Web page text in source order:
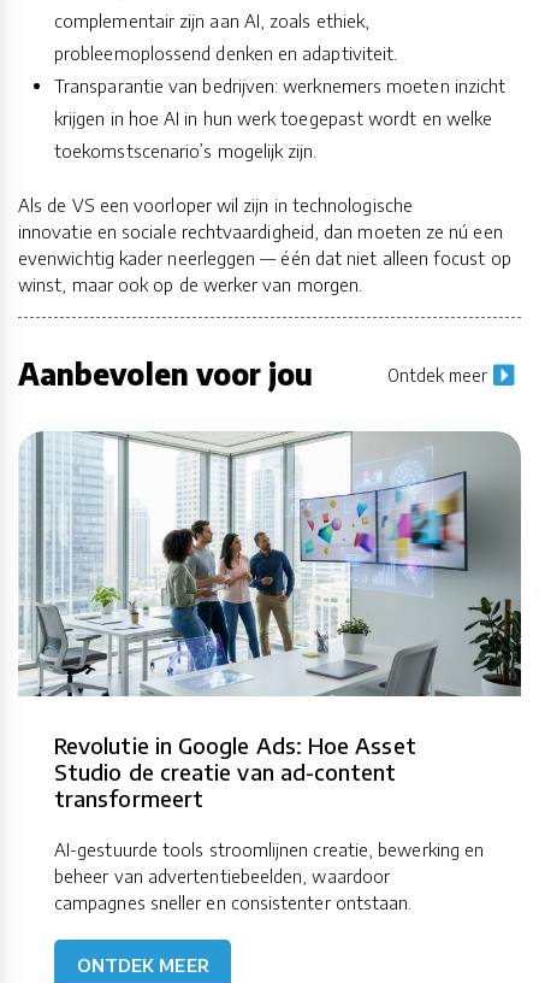
complementair zijn aan AI, zoals ethiek,
probleemoplossend denken en adaptiviteit.
Transparantie van bedrijven: werknemers moeten inzicht
krijgen in hoe AI in hun werk toegepast wordt en welke
toekomstscenario’s mogelijk zijn.
Als de VS een voorloper wil zijn in technologische
innovatie en sociale rechtvaardigheid, dan moeten ze nú een
evenwichtig kader neerleggen — één dat niet alleen focust op
winst, maar ook op de werker van morgen.
Aanbevolen voor jou Ontdek meer
Revolutie in Google Ads: Hoe Asset
Studio de creatie van ad-content
transformeert
AI-gestuurde tools stroomlijnen creatie, bewerking en
beheer van advertentiebeelden, waardoor
campagnes sneller en consistenter ontstaan.
ONTDEK MEER